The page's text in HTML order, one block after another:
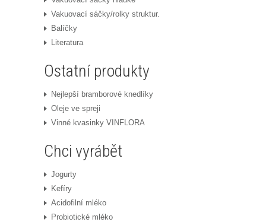
Vakuovací sáčky/rolky struktur.
Balíčky
Literatura
Ostatní produkty
Nejlepší bramborové knedlíky
Oleje ve spreji
Vinné kvasinky VINFLORA
Chci vyrábět
Jogurty
Kefíry
Acidofilní mléko
Probiotické mléko